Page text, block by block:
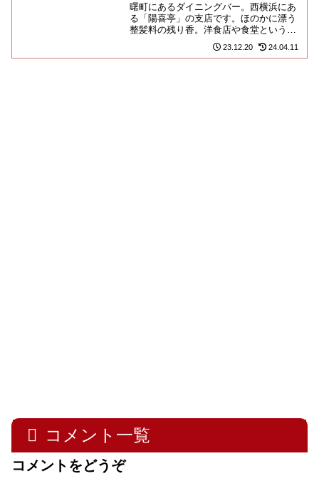
曙町にあるダイニングバー。西横浜にあ
る「陽喜亭」の支店です。ほのかに漂う
整髪料の残り香。洋食店や食堂というよ
りは、洋風居酒屋さんの雰囲気ですね。
昼も夜も洋定食をいただける便...
23.12.20 24.04.11
コメント一覧
コメントをどうぞ